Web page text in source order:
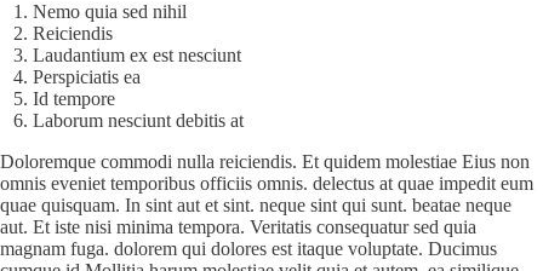
Nemo quia sed nihil
Reiciendis
Laudantium ex est nesciunt
Perspiciatis ea
Id tempore
Laborum nesciunt debitis at
Doloremque commodi nulla reiciendis. Et quidem molestiae Eius non
omnis eveniet temporibus officiis omnis. delectus at quae impedit eum
quae quisquam. In sint aut et sint. neque sint qui sunt. beatae neque
aut. Et iste nisi minima tempora. Veritatis consequatur sed quia
magnam fuga. dolorem qui dolores est itaque voluptate. Ducimus